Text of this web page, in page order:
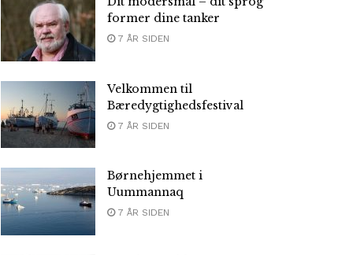
former dine tanker
7 ÅR SIDEN
Velkommen til
Bæredygtighedsfestival
7 ÅR SIDEN
Børnehjemmet i
Uummannaq
7 ÅR SIDEN